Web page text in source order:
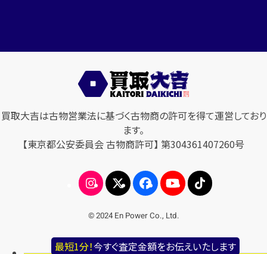
最短1分！今すぐ査定金額をお伝えいたします
買取大吉は古物営業法に基づく古物商の許可を得て運営しており
ます。
【東京都公安委員会 古物商許可】 第304361407260号
© 2024 En Power Co., Ltd.